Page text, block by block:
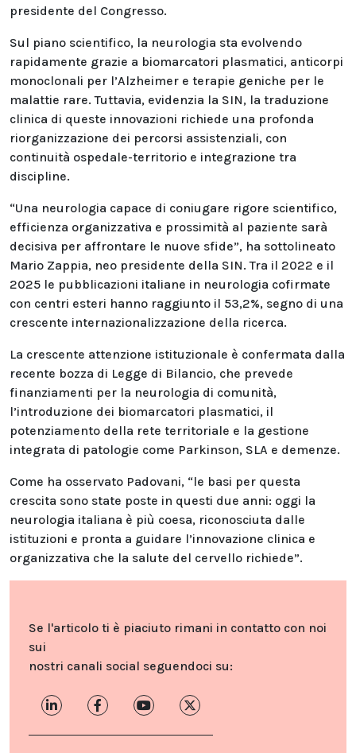
presidente del Congresso.
Sul piano scientifico, la neurologia sta evolvendo
rapidamente grazie a biomarcatori plasmatici, anticorpi
monoclonali per l’Alzheimer e terapie geniche per le
malattie rare. Tuttavia, evidenzia la SIN, la traduzione
clinica di queste innovazioni richiede una profonda
riorganizzazione dei percorsi assistenziali, con
continuità ospedale-territorio e integrazione tra
discipline.
“Una neurologia capace di coniugare rigore scientifico,
efficienza organizzativa e prossimità al paziente sarà
decisiva per affrontare le nuove sfide”, ha sottolineato
Mario Zappia, neo presidente della SIN. Tra il 2022 e il
2025 le pubblicazioni italiane in neurologia cofirmate
con centri esteri hanno raggiunto il 53,2%, segno di una
crescente internazionalizzazione della ricerca.
La crescente attenzione istituzionale è confermata dalla
recente bozza di Legge di Bilancio, che prevede
finanziamenti per la neurologia di comunità,
l’introduzione dei biomarcatori plasmatici, il
potenziamento della rete territoriale e la gestione
integrata di patologie come Parkinson, SLA e demenze.
Come ha osservato Padovani, “le basi per questa
crescita sono state poste in questi due anni: oggi la
neurologia italiana è più coesa, riconosciuta dalle
istituzioni e pronta a guidare l’innovazione clinica e
organizzativa che la salute del cervello richiede”.
Se l'articolo ti è piaciuto rimani in contatto con noi
sui
nostri canali social seguendoci su: